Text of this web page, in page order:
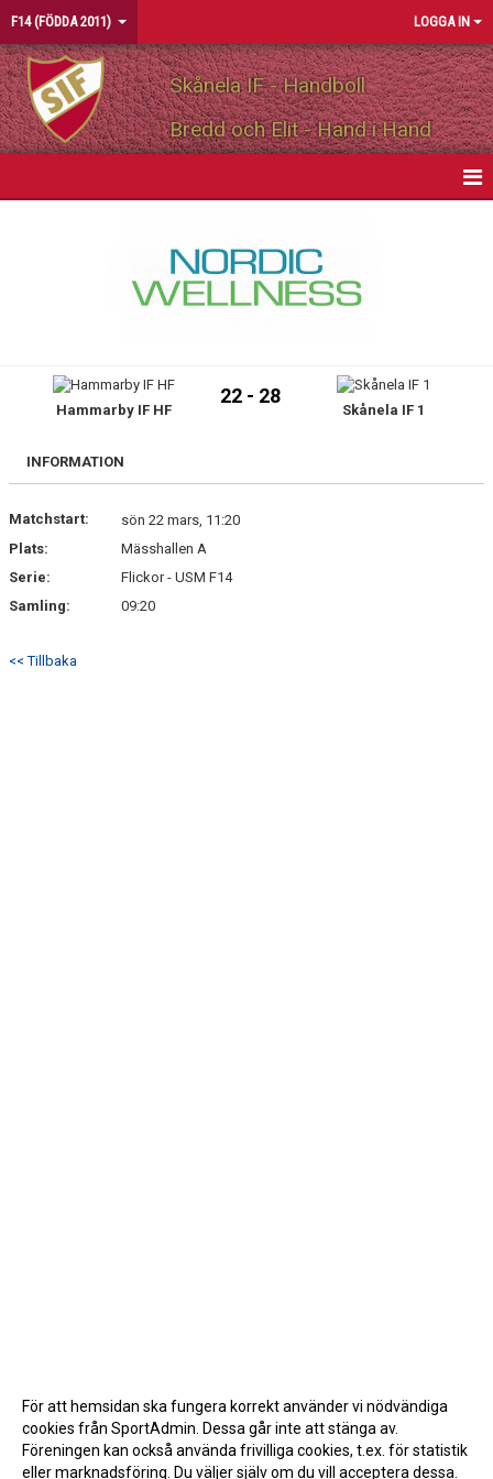
F14 (FÖDDA 2011) LOGGA IN
Skånela IF - Handboll
Bredd och Elit - Hand i Hand
TRUPPEN
BILDGALLERI
KONTAKT
Hammarby IF HF
22 - 28
Skånela IF 1
INFORMATION
Matchstart:
sön 22 mars, 11:20
Plats:
Mässhallen A
Serie:
Flickor - USM F14
Samling:
09:20
<< Tillbaka
För att hemsidan ska fungera korrekt använder vi nödvändiga
cookies från SportAdmin. Dessa går inte att stänga av.
Föreningen kan också använda frivilliga cookies, t.ex. för statistik
eller marknadsföring. Du väljer själv om du vill acceptera dessa.